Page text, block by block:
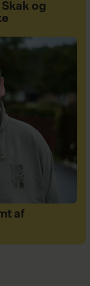
og
af